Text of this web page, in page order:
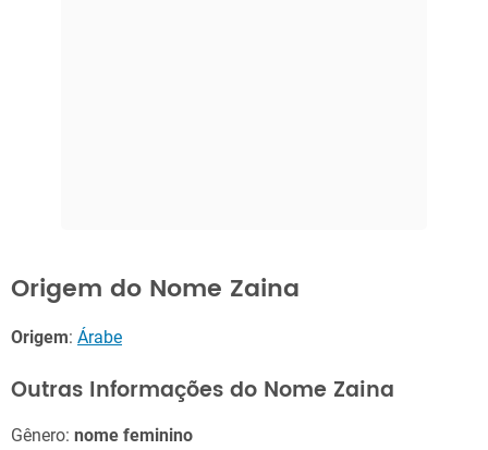
Origem do Nome Zaina
Origem: Árabe
Outras Informações do Nome Zaina
Gênero: nome feminino